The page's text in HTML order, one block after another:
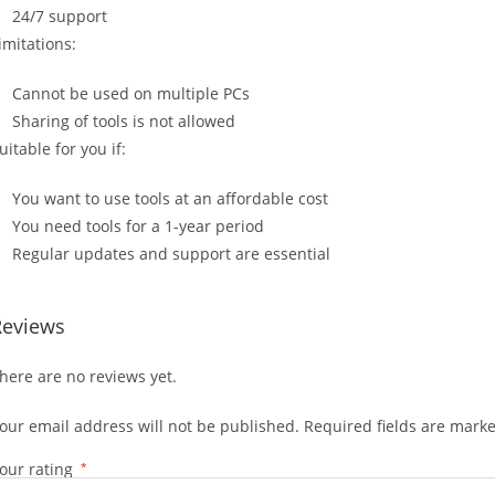
24/7 support
Cannot be used on multiple PCs
Sharing of tools is not allowed
for you if:
You want to use tools at an affordable cost
You need tools for a 1-year period
Regular updates and support are essential
are no reviews yet.
email address will not be published. Required fields are
rating *